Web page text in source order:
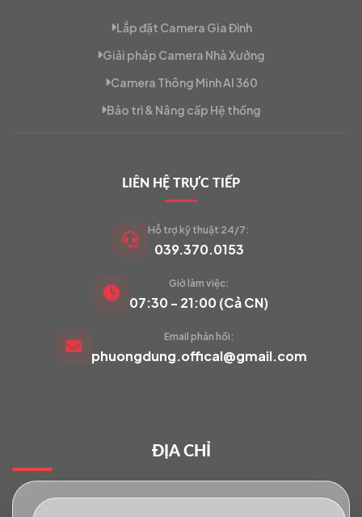
VIETCAM.VN
Đang trực tuyến
Lắp đặt Camera Gia Đình
Giải pháp Camera Nhà Xưởng
Camera Thông Minh AI 360
Bảo trì & Nâng cấp Hệ thống
LIÊN HỆ TRỰC TIẾP
Hỗ trợ kỹ thuật 24/7:
039.370.0153
Giờ làm việc:
07:30 - 21:00 (Cả CN)
Email phản hồi:
phuongdung.offical@gmail.com
ĐỊA CHỈ